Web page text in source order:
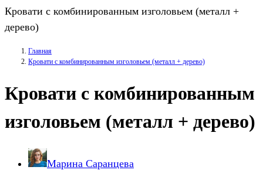
Кровати с комбинированным изголовьем (металл +
дерево)
Главная
Кровати с комбинированным изголовьем (металл + дерево)
Кровати с комбинированным
изголовьем (металл + дерево)
Марина Саранцева